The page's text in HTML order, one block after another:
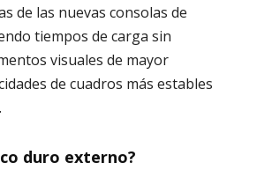
de las nuevas consolas de
tiempos de carga sin
visuales de mayor
de cuadros más estables
duro externo?